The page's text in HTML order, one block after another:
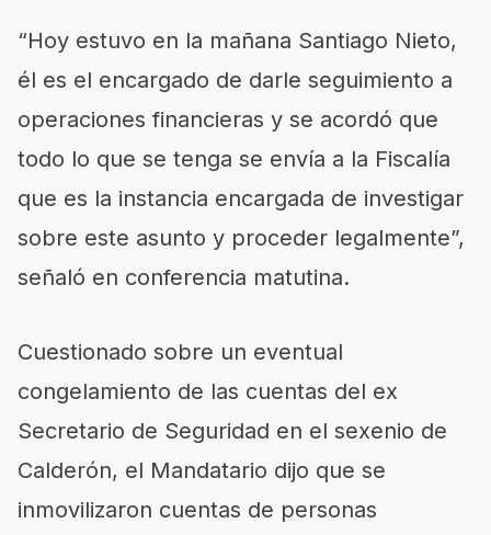
“Hoy estuvo en la mañana Santiago Nieto,
él es el encargado de darle seguimiento a
operaciones financieras y se acordó que
todo lo que se tenga se envía a la Fiscalía
que es la instancia encargada de investigar
sobre este asunto y proceder legalmente”,
señaló en conferencia matutina.
Cuestionado sobre un eventual
congelamiento de las cuentas del ex
Secretario de Seguridad en el sexenio de
Calderón, el Mandatario dijo que se
inmovilizaron cuentas de personas